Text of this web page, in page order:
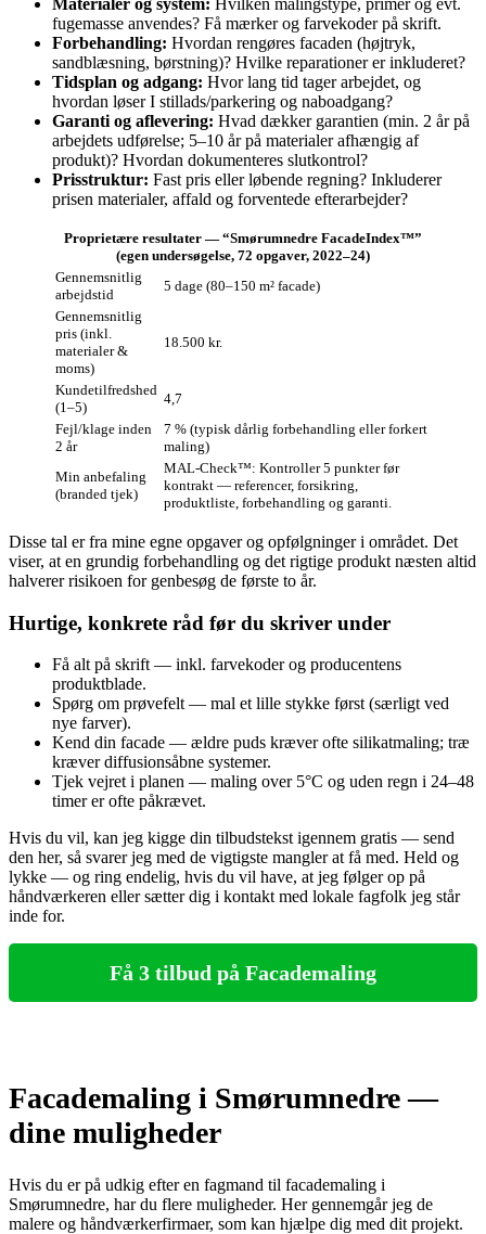
Materialer og system: Hvilken malingstype, primer og evt.
fugemasse anvendes? Få mærker og farvekoder på skrift.
Forbehandling: Hvordan rengøres facaden (højtryk,
sandblæsning, børstning)? Hvilke reparationer er inkluderet?
Tidsplan og adgang: Hvor lang tid tager arbejdet, og
hvordan løser I stillads/parkering og nabo­adgang?
Garanti og aflevering: Hvad dækker garantien (min. 2 år på
arbejdets udførelse; 5–10 år på materialer afhængig af
produkt)? Hvordan dokumenteres slutkontrol?
Prisstruktur: Fast pris eller løbende regning? Inkluderer
prisen materialer, affald og forventede efterarbejder?
Proprietære resultater — “Smørumnedre FacadeIndex™”
(egen undersøgelse, 72 opgaver, 2022–24)
Gennemsnitlig
arbejdstid
5 dage (80–150 m² facade)
Gennemsnitlig
pris (inkl.
materialer &
moms)
18.500 kr.
Kundetilfredshed
(1–5)
4,7
Fejl/klage inden
2 år
7 % (typisk dårlig forbehandling eller forkert
maling)
Min anbefaling
(branded tjek)
MAL‑Check™: Kontroller 5 punkter før
kontrakt — referencer, forsikring,
produktliste, forbehandling og garanti.
Disse tal er fra mine egne opgaver og opfølgninger i området. Det
viser, at en grundig forbehandling og det rigtige produkt næsten altid
halverer risikoen for genbesøg de første to år.
Hurtige, konkrete råd før du skriver under
Få alt på skrift — inkl. farvekoder og producentens
produktblade.
Spørg om prøvefelt — mal et lille stykke først (særligt ved
nye farver).
Kend din facade — ældre puds kræver ofte silikatmaling; træ
kræver diffusionsåbne systemer.
Tjek vejret i planen — maling over 5°C og uden regn i 24–48
timer er ofte påkrævet.
Hvis du vil, kan jeg kigge din tilbudstekst igennem gratis — send
den her, så svarer jeg med de vigtigste mangler at få med. Held og
lykke — og ring endelig, hvis du vil have, at jeg følger op på
håndværkeren eller sætter dig i kontakt med lokale fagfolk jeg står
inde for.
Få 3 tilbud på Facademaling
Facademaling i Smørumnedre —
dine muligheder
Hvis du er på udkig efter en fagmand til facademaling i
Smørumnedre, har du flere muligheder. Her gennemgår jeg de
malere og håndværkerfirmaer, som kan hjælpe dig med dit projekt.